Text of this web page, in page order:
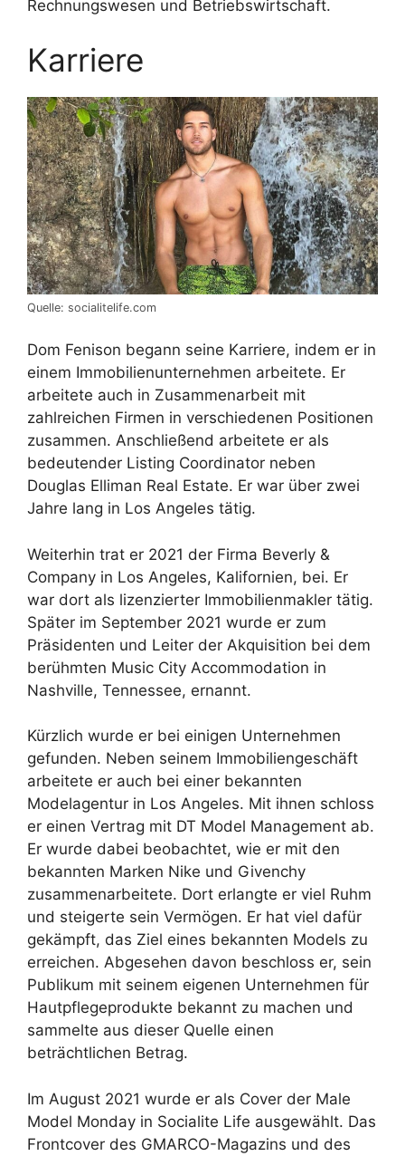
Rechnungswesen und Betriebswirtschaft.
Karriere
Quelle: socialitelife.com
Dom Fenison begann seine Karriere, indem er in
einem Immobilienunternehmen arbeitete. Er
arbeitete auch in Zusammenarbeit mit
zahlreichen Firmen in verschiedenen Positionen
zusammen. Anschließend arbeitete er als
bedeutender Listing Coordinator neben
Douglas Elliman Real Estate. Er war über zwei
Jahre lang in Los Angeles tätig.
Weiterhin trat er 2021 der Firma Beverly &
Company in Los Angeles, Kalifornien, bei. Er
war dort als lizenzierter Immobilienmakler tätig.
Später im September 2021 wurde er zum
Präsidenten und Leiter der Akquisition bei dem
berühmten Music City Accommodation in
Nashville, Tennessee, ernannt.
Kürzlich wurde er bei einigen Unternehmen
gefunden. Neben seinem Immobiliengeschäft
arbeitete er auch bei einer bekannten
Modelagentur in Los Angeles. Mit ihnen schloss
er einen Vertrag mit DT Model Management ab.
Er wurde dabei beobachtet, wie er mit den
bekannten Marken Nike und Givenchy
zusammenarbeitete. Dort erlangte er viel Ruhm
und steigerte sein Vermögen. Er hat viel dafür
gekämpft, das Ziel eines bekannten Models zu
erreichen. Abgesehen davon beschloss er, sein
Publikum mit seinem eigenen Unternehmen für
Hautpflegeprodukte bekannt zu machen und
sammelte aus dieser Quelle einen
beträchtlichen Betrag.
Im August 2021 wurde er als Cover der Male
Model Monday in Socialite Life ausgewählt. Das
Frontcover des GMARCO-Magazins und des